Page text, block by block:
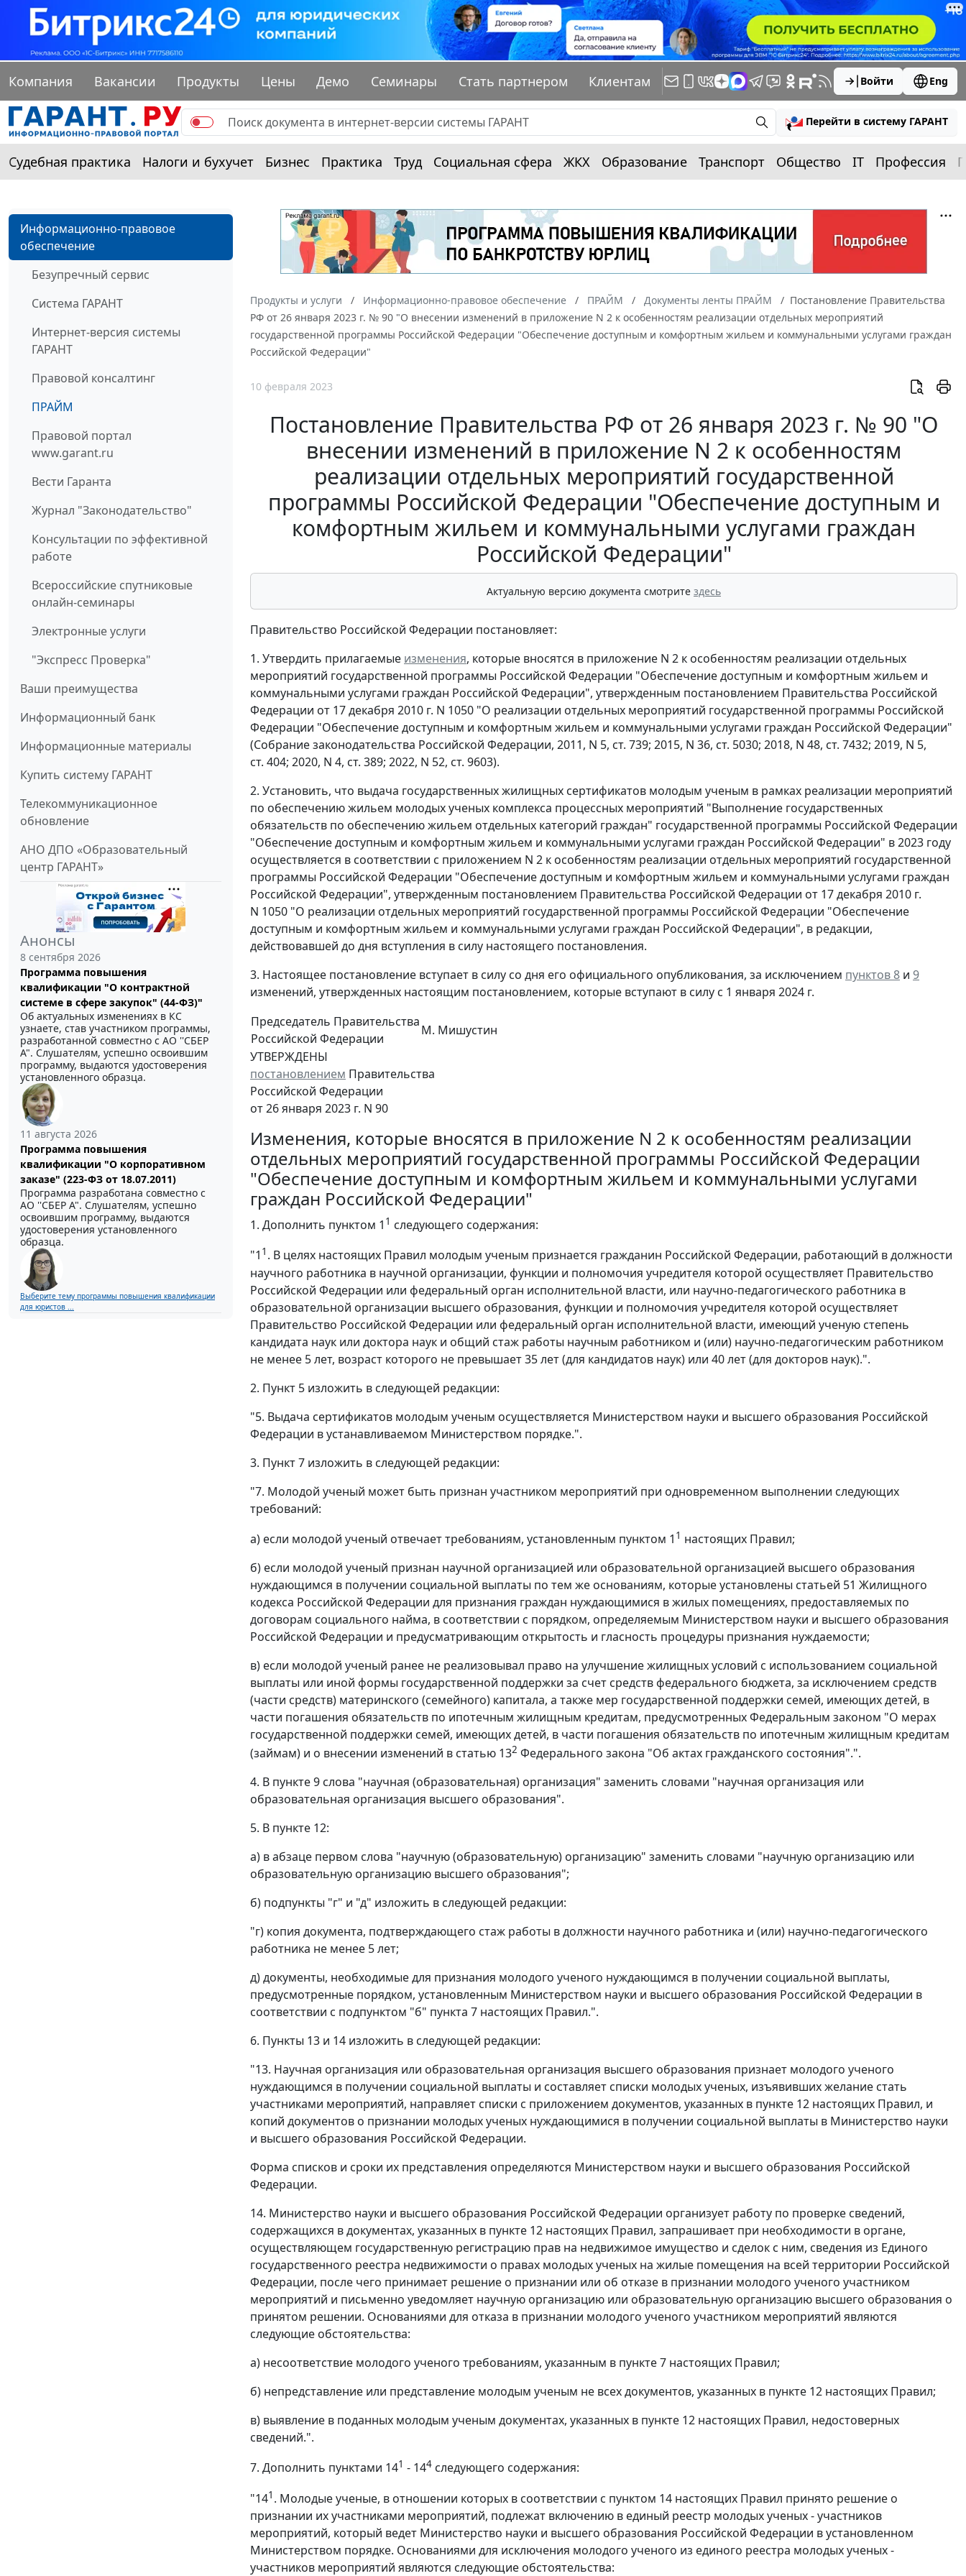
Компания Вакансии Продукты Цены Демо Семинары Стать партнером Клиентам Войти Eng
Перейти в систему ГАРАНТ
Судебная практика Налоги и бухучет Бизнес Практика Труд Социальная сфера ЖКХ Образование Транспорт Общество IT Профессия
Информационно-правовое
обеспечение
Безупречный сервис
Система ГАРАНТ
Интернет-версия системы
ГАРАНТ
Правовой консалтинг
ПРАЙМ
Правовой портал
www.garant.ru
Вести Гаранта
Журнал "Законодательство"
Консультации по эффективной
работе
Всероссийские спутниковые
онлайн-семинары
Электронные услуги
"Экспресс Проверка"
Ваши преимущества
Информационный банк
Информационные материалы
Купить систему ГАРАНТ
Телекоммуникационное
обновление
АНО ДПО «Образовательный
центр ГАРАНТ»
Анонсы
8 сентября 2026
Программа повышения
квалификации "О контрактной
системе в сфере закупок" (44-ФЗ)"
Об актуальных изменениях в КС
узнаете, став участником программы,
разработанной совместно с АО ''СБЕР
А". Слушателям, успешно освоившим
программу, выдаются удостоверения
установленного образца.
11 августа 2026
Программа повышения
квалификации "О корпоративном
заказе" (223-ФЗ от 18.07.2011)
Программа разработана совместно с
АО ''СБЕР А". Слушателям, успешно
освоившим программу, выдаются
удостоверения установленного
образца.
Выберите тему программы повышения квалификации
для юристов ...
Продукты и услуги Информационно-правовое обеспечение ПРАЙМ Документы ленты ПРАЙМ
Постановление Правительства
РФ от 26 января 2023 г. № 90 "О внесении изменений в приложение N 2 к особенностям реализации отдельных мероприятий
государственной программы Российской Федерации "Обеспечение доступным и комфортным жильем и коммунальными услугами граждан
Российской Федерации"
10 февраля 2023
Постановление Правительства РФ от 26 января 2023 г. № 90 "О
внесении изменений в приложение N 2 к особенностям
реализации отдельных мероприятий государственной
программы Российской Федерации "Обеспечение доступным и
комфортным жильем и коммунальными услугами граждан
Российской Федерации"
Актуальную версию документа смотрите здесь
Правительство Российской Федерации постановляет:
1. Утвердить прилагаемые изменения, которые вносятся в приложение N 2 к особенностям реализации отдельных
мероприятий государственной программы Российской Федерации "Обеспечение доступным и комфортным жильем и
коммунальными услугами граждан Российской Федерации", утвержденным постановлением Правительства Российской
Федерации от 17 декабря 2010 г. N 1050 "О реализации отдельных мероприятий государственной программы Российской
Федерации "Обеспечение доступным и комфортным жильем и коммунальными услугами граждан Российской Федерации"
(Собрание законодательства Российской Федерации, 2011, N 5, ст. 739; 2015, N 36, ст. 5030; 2018, N 48, ст. 7432; 2019, N 5,
ст. 404; 2020, N 4, ст. 389; 2022, N 52, ст. 9603).
2. Установить, что выдача государственных жилищных сертификатов молодым ученым в рамках реализации мероприятий
по обеспечению жильем молодых ученых комплекса процессных мероприятий "Выполнение государственных
обязательств по обеспечению жильем отдельных категорий граждан" государственной программы Российской Федерации
"Обеспечение доступным и комфортным жильем и коммунальными услугами граждан Российской Федерации" в 2023 году
осуществляется в соответствии с приложением N 2 к особенностям реализации отдельных мероприятий государственной
программы Российской Федерации "Обеспечение доступным и комфортным жильем и коммунальными услугами граждан
Российской Федерации", утвержденным постановлением Правительства Российской Федерации от 17 декабря 2010 г.
N 1050 "О реализации отдельных мероприятий государственной программы Российской Федерации "Обеспечение
доступным и комфортным жильем и коммунальными услугами граждан Российской Федерации", в редакции,
действовавшей до дня вступления в силу настоящего постановления.
3. Настоящее постановление вступает в силу со дня его официального опубликования, за исключением пунктов 8 и 9
изменений, утвержденных настоящим постановлением, которые вступают в силу с 1 января 2024 г.
Председатель Правительства
Российской Федерации
М. Мишустин
УТВЕРЖДЕНЫ
постановлением Правительства
Российской Федерации
от 26 января 2023 г. N 90
Изменения, которые вносятся в приложение N 2 к особенностям реализации
отдельных мероприятий государственной программы Российской Федерации
"Обеспечение доступным и комфортным жильем и коммунальными услугами
граждан Российской Федерации"
1. Дополнить пунктом 1 1 следующего содержания:
"1 1 . В целях настоящих Правил молодым ученым признается гражданин Российской Федерации, работающий в должности
научного работника в научной организации, функции и полномочия учредителя которой осуществляет Правительство
Российской Федерации или федеральный орган исполнительной власти, или научно-педагогического работника в
образовательной организации высшего образования, функции и полномочия учредителя которой осуществляет
Правительство Российской Федерации или федеральный орган исполнительной власти, имеющий ученую степень
кандидата наук или доктора наук и общий стаж работы научным работником и (или) научно-педагогическим работником
не менее 5 лет, возраст которого не превышает 35 лет (для кандидатов наук) или 40 лет (для докторов наук).".
2. Пункт 5 изложить в следующей редакции:
"5. Выдача сертификатов молодым ученым осуществляется Министерством науки и высшего образования Российской
Федерации в устанавливаемом Министерством порядке.".
3. Пункт 7 изложить в следующей редакции:
"7. Молодой ученый может быть признан участником мероприятий при одновременном выполнении следующих
требований:
а) если молодой ученый отвечает требованиям, установленным пунктом 1 1 настоящих Правил;
б) если молодой ученый признан научной организацией или образовательной организацией высшего образования
нуждающимся в получении социальной выплаты по тем же основаниям, которые установлены статьей 51 Жилищного
кодекса Российской Федерации для признания граждан нуждающимися в жилых помещениях, предоставляемых по
договорам социального найма, в соответствии с порядком, определяемым Министерством науки и высшего образования
Российской Федерации и предусматривающим открытость и гласность процедуры признания нуждаемости;
в) если молодой ученый ранее не реализовывал право на улучшение жилищных условий с использованием социальной
выплаты или иной формы государственной поддержки за счет средств федерального бюджета, за исключением средств
(части средств) материнского (семейного) капитала, а также мер государственной поддержки семей, имеющих детей, в
части погашения обязательств по ипотечным жилищным кредитам, предусмотренных Федеральным законом "О мерах
государственной поддержки семей, имеющих детей, в части погашения обязательств по ипотечным жилищным кредитам
(займам) и о внесении изменений в статью 132 Федерального закона "Об актах гражданского состояния".".
4. В пункте 9 слова "научная (образовательная) организация" заменить словами "научная организация или
образовательная организация высшего образования".
5. В пункте 12:
а) в абзаце первом слова "научную (образовательную) организацию" заменить словами "научную организацию или
образовательную организацию высшего образования";
б) подпункты "г" и "д" изложить в следующей редакции:
"г) копия документа, подтверждающего стаж работы в должности научного работника и (или) научно-педагогического
работника не менее 5 лет;
д) документы, необходимые для признания молодого ученого нуждающимся в получении социальной выплаты,
предусмотренные порядком, установленным Министерством науки и высшего образования Российской Федерации в
соответствии с подпунктом "б" пункта 7 настоящих Правил.".
6. Пункты 13 и 14 изложить в следующей редакции:
"13. Научная организация или образовательная организация высшего образования признает молодого ученого
нуждающимся в получении социальной выплаты и составляет списки молодых ученых, изъявивших желание стать
участниками мероприятий, направляет списки с приложением документов, указанных в пункте 12 настоящих Правил, и
копий документов о признании молодых ученых нуждающимися в получении социальной выплаты в Министерство науки
и высшего образования Российской Федерации.
Форма списков и сроки их представления определяются Министерством науки и высшего образования Российской
Федерации.
14. Министерство науки и высшего образования Российской Федерации организует работу по проверке сведений,
содержащихся в документах, указанных в пункте 12 настоящих Правил, запрашивает при необходимости в органе,
осуществляющем государственную регистрацию прав на недвижимое имущество и сделок с ним, сведения из Единого
государственного реестра недвижимости о правах молодых ученых на жилые помещения на всей территории Российской
Федерации, после чего принимает решение о признании или об отказе в признании молодого ученого участником
мероприятий и письменно уведомляет научную организацию или образовательную организацию высшего образования о
принятом решении. Основаниями для отказа в признании молодого ученого участником мероприятий являются
следующие обстоятельства:
а) несоответствие молодого ученого требованиям, указанным в пункте 7 настоящих Правил;
б) непредставление или представление молодым ученым не всех документов, указанных в пункте 12 настоящих Правил;
в) выявление в поданных молодым ученым документах, указанных в пункте 12 настоящих Правил, недостоверных
сведений.".
7. Дополнить пунктами 141 - 144 следующего содержания:
"141 . Молодые ученые, в отношении которых в соответствии с пунктом 14 настоящих Правил принято решение о
признании их участниками мероприятий, подлежат включению в единый реестр молодых ученых - участников
мероприятий, который ведет Министерство науки и высшего образования Российской Федерации в установленном
Министерством порядке. Основаниями для исключения молодого ученого из единого реестра молодых ученых -
участников мероприятий являются следующие обстоятельства: